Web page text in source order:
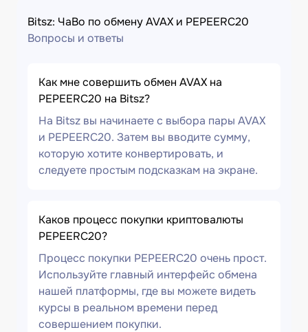
Bitsz: ЧаВо по обмену AVAX и PEPEERC20
Вопросы и ответы
Как мне совершить обмен AVAX на
PEPEERC20 на Bitsz?
На Bitsz вы начинаете с выбора пары AVAX
и PEPEERC20. Затем вы вводите сумму,
которую хотите конвертировать, и
следуете простым подсказкам на экране.
Каков процесс покупки криптовалюты
PEPEERC20?
Процесс покупки PEPEERC20 очень прост.
Используйте главный интерфейс обмена
нашей платформы, где вы можете видеть
курсы в реальном времени перед
совершением покупки.